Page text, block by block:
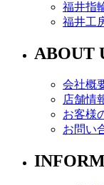
福井指
福井工
ABOUT
会社概
店舗情
お客様
お問い